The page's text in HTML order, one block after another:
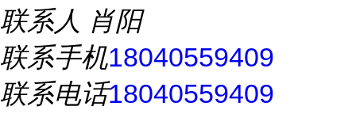
联系人 肖阳
联系手机18040559409
联系电话18040559409